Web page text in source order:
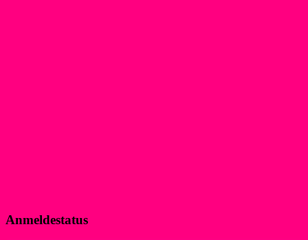
Anmeldestatus